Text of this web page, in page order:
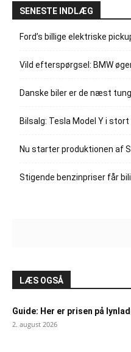
SENESTE INDLÆG
Ford’s billige elektriske
Vild efterspørgsel: BMW
Danske biler er de næst
Bilsalg: Tesla Model Y i
Nu starter produktionen af
Stigende benzinpriser får
LÆS OGSÅ
Guide: Her er prisen på
2. august 2026